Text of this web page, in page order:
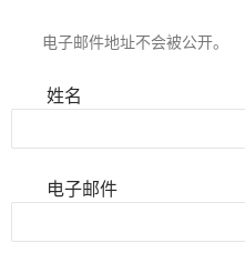
电子邮件地址不会被公开。
姓名
电子邮件